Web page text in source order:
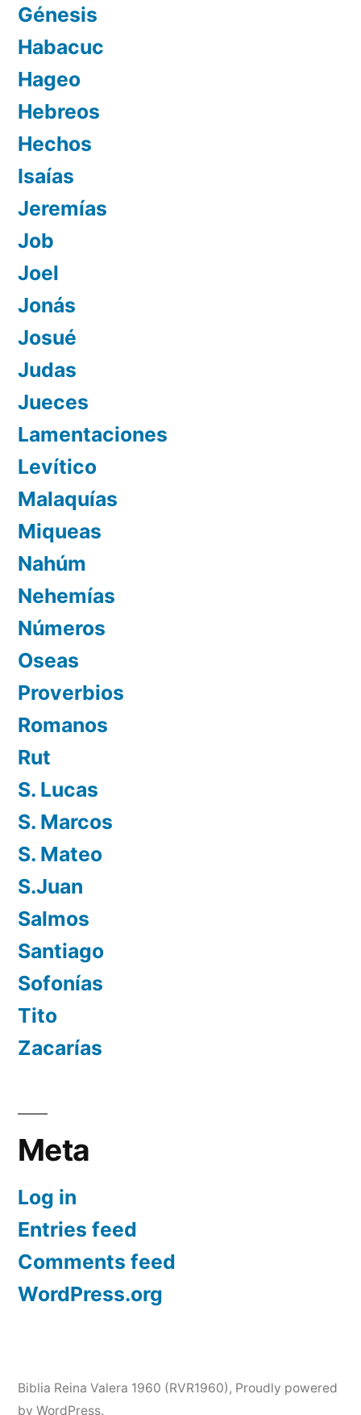
Génesis
Habacuc
Hageo
Hebreos
Hechos
Isaías
Jeremías
Job
Joel
Jonás
Josué
Judas
Jueces
Lamentaciones
Levítico
Malaquías
Miqueas
Nahúm
Nehemías
Números
Oseas
Proverbios
Romanos
Rut
S. Lucas
S. Marcos
S. Mateo
S.Juan
Salmos
Santiago
Sofonías
Tito
Zacarías
Meta
Log in
Entries feed
Comments feed
WordPress.org
Biblia Reina Valera 1960 (RVR1960) , Proudly powered
by WordPress.